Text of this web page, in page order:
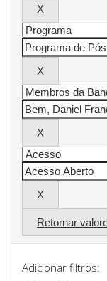
Retornar
Adicionar filtros: